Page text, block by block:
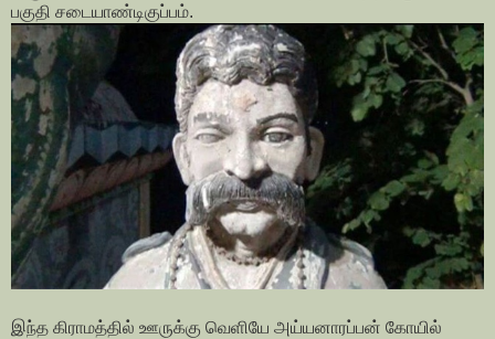
பகுதி சடையாண்டிகுப்பம்.
இந்த கிராமத்தில் ஊருக்கு வெளியே அய்யனாரப்பன் கோயில்